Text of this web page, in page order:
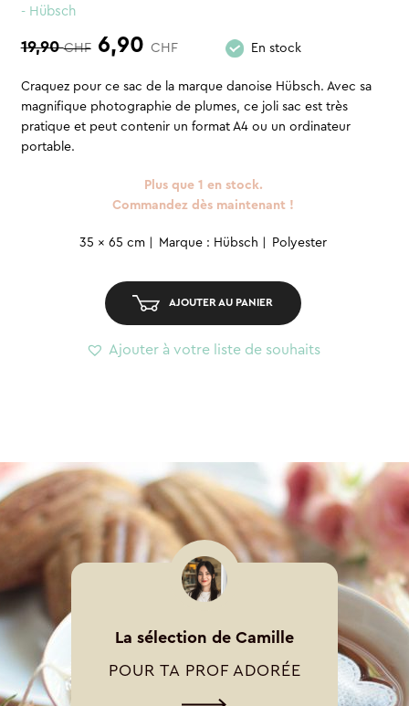
- Hübsch
19,90CHF Le
prix
initial
19,90 CHF.
6,90 CHFLe
prix
actuel
6,90 CHF.
En stock
Craquez pour ce sac de la marque danoise Hübsch. Avec sa
magnifique photographie de plumes, ce joli sac est très
pratique et peut contenir un format A4 ou un ordinateur
portable.
Plus que 1 en stock.
Commandez dès maintenant !
quantité
Tote
bag
Plumes
35 x 65 cm Marque : Hübsch Polyester
AJOUTER AU PANIER
Ajouter à votre liste de souhaits
La sélection de Camille
POUR TA PROF ADORÉE